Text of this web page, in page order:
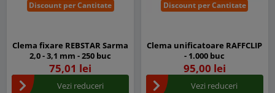
Discount per Cantitate
Clema fixare REBSTAR Sarma
2,0 - 3,1 mm - 250 buc
75,01 lei
Vezi reduceri
Discount per Cantitate
Clema unificatoare RAFFCLIP
- 1.000 buc
95,00 lei
Vezi reduceri